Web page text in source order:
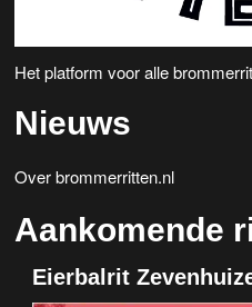
Het platform voor alle
Nieuws
Over brommerritten.nl
Aankomende
Eierbalrit